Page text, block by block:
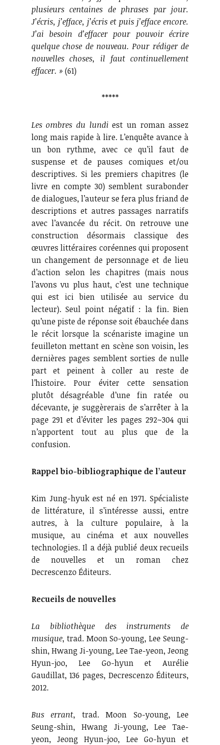
plusieurs centaines de phrases par jour.
J’écris, j’efface, j’écris et puis j’efface encore.
J’ai besoin d’effacer pour pouvoir écrire
quelque chose de nouveau. Pour rédiger de
nouvelles choses, il faut continuellement
effacer. »(61)
*****
Les ombres du lundi est un roman assez
long mais rapide à lire. L’enquête avance à
un bon rythme, avec ce qu’il faut de
suspense et de pauses comiques et/ou
descriptives. Si les premiers chapitres (le
livre en compte 30) semblent surabonder
de dialogues, l’auteur se fera plus friand de
descriptions et autres passages narratifs
avec l’avancée du récit. On retrouve une
construction désormais classique des
œuvres littéraires coréennes qui proposent
un changement de personnage et de lieu
d’action selon les chapitres (mais nous
l’avons vu plus haut, c’est une technique
qui est ici bien utilisée au service du
lecteur). Seul point négatif : la fin. Bien
qu’une piste de réponse soit ébauchée dans
le récit lorsque la scénariste imagine un
feuilleton mettant en scène son voisin, les
dernières pages semblent sorties de nulle
part et peinent à coller au reste de
l’histoire. Pour éviter cette sensation
plutôt désagréable d’une fin ratée ou
décevante, je suggèrerais de s’arrêter à la
page 291 et d’éviter les pages 292~304 qui
n’apportent tout au plus que de la
confusion.
Rappel bio-bibliographique de l’auteur
Kim Jung-hyuk est né en 1971. Spécialiste
de littérature, il s’intéresse aussi, entre
autres, à la culture populaire, à la
musique, au cinéma et aux nouvelles
technologies. Il a déjà publié deux recueils
de nouvelles et un roman chez
Decrescenzo Éditeurs.
Recueils de nouvelles
La bibliothèque des instruments de
musique, trad. Moon So-young, Lee Seung-
shin, Hwang Ji-young, Lee Tae-yeon, Jeong
Hyun-joo, Lee Go-hyun et Aurélie
Gaudillat, 136 pages, Decrescenzo Éditeurs,
2012.
Bus errant, trad. Moon So-young, Lee
Seung-shin, Hwang Ji-young, Lee Tae-
yeon, Jeong Hyun-joo, Lee Go-hyun et